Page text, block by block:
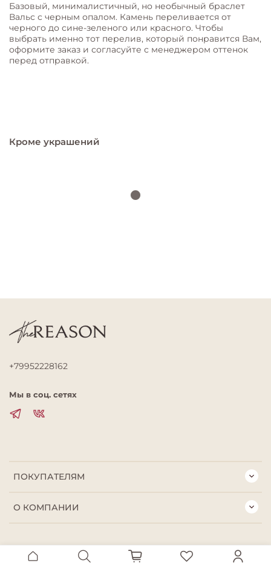
Базовый, минималистичный, но необычный браслет
Вальс с черным опалом. Камень переливается от
черного до сине-зеленого или красного. Чтобы
выбрать именно тот перелив, который понравится Вам,
оформите заказ и согласуйте с менеджером оттенок
перед отправкой.
Кроме украшений
ПОКУПАТЕЛЯМ
О КОМПАНИИ
+79952228162
Мы в соц. сетях